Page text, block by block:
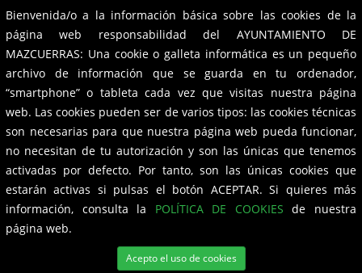
Toggle
navigation
Ayuntamiento de Mazcuerras
Bienvenida/o a la información básica sobre las cookies de la
página web responsabilidad del AYUNTAMIENTO DE
MAZCUERRAS: Una cookie o galleta informática es un pequeño
archivo de información que se guarda en tu ordenador,
“smartphone” o tableta cada vez que visitas nuestra página
web. Las cookies pueden ser de varios tipos: las cookies técnicas
son necesarias para que nuestra página web pueda funcionar,
no necesitan de tu autorización y son las únicas que tenemos
activadas por defecto. Por tanto, son las únicas cookies que
estarán activas si pulsas el botón ACEPTAR. Si quieres más
información, consulta la POLÍTICA DE COOKIESde nuestra
página web.
Acepto el uso de cookies
Edictos
Edicto Pleno 30 de Septiembre de 2021
El día 30 de septiembre de
2021 a las 19:30 horas El Pleno
celebrará Sesión en el salón de
Plenos de la Casa Cosistorial con